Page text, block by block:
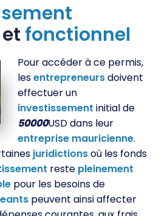
et fonctionnel
Pour accéder à ce permis,
lesentrepreneursdoivent
effectuer un
investissement initial de
50000USD dans leur
entreprise mauricienne.
juridictionsoù les fonds
reste pleinement
pour les besoins de
peuvent ainsi affecter